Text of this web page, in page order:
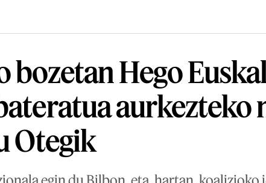
bozetan Hego
aurkezteko
Otegik